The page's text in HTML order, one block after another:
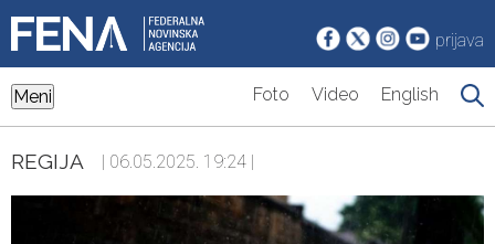
prijava
Meni Foto Video English
REGIJA | 06.05.2025. 19:24 |